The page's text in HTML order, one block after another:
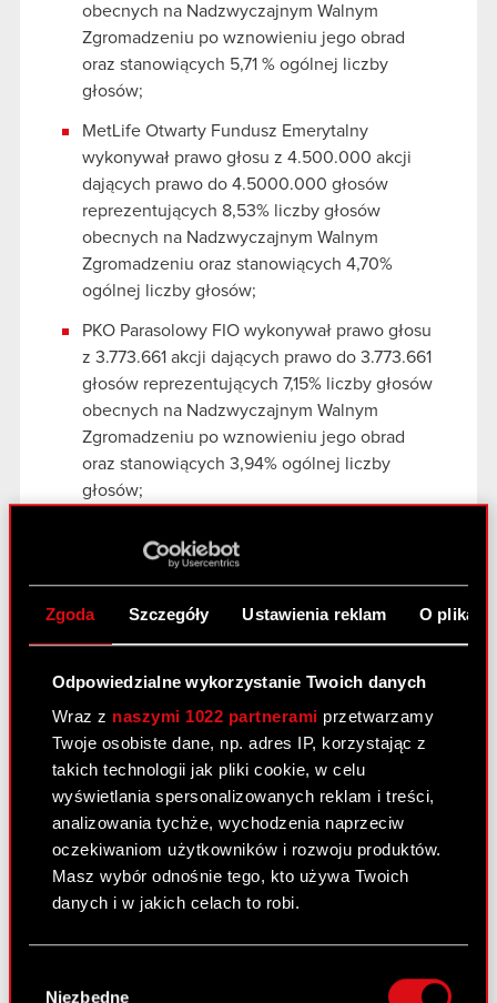
Zgoda Szczegóły Ustawienia reklam O
Odpowiedzialne wykorzystanie Twoich danych
Wraz z naszymi 1022 partnerami przetwarzamy
Twoje osobiste dane, np. adres IP, korzystając z
takich technologii jak pliki cookie, w celu
wyświetlania spersonalizowanych reklam i treści,
analizowania tychże, wychodzenia naprzeciw
oczekiwaniom użytkowników i rozwoju produktów.
Masz wybór odnośnie tego, kto używa Twoich
danych i w jakich celach to robi.
Niezbędne
obecnych na Nadzwyczajnym Walnym
Zgromadzeniu po wznowieniu jego obrad
oraz stanowiących 5,71 % ogólnej liczby
głosów;
MetLife Otwarty Fundusz Emerytalny
wykonywał prawo głosu z 4.500.000 akcji
dających prawo do 4.5000.000 głosów
reprezentujących 8,53% liczby głosów
obecnych na Nadzwyczajnym Walnym
Zgromadzeniu oraz stanowiących 4,70%
ogólnej liczby głosów;
PKO Parasolowy FIO wykonywał prawo głosu
z 3.773.661 akcji dających prawo do 3.773.661
głosów reprezentujących 7,15% liczby głosów
obecnych na Nadzwyczajnym Walnym
Zgromadzeniu po wznowieniu jego obrad
oraz stanowiących 3,94% ogólnej liczby
głosów;
3.322.381 akcji dających prawo do 3.322.381
głosów reprezentujących 6,30% liczby
głosów obecnych na Nadzwyczajnym Walnym
głosów;
Pobierz PDF
PDF
Akcjonariusze posiadający co najmniej
5% głosów na Nadzwyczajnym Walnym
Zgromadzeniu Akcjonariuszy Spółki.